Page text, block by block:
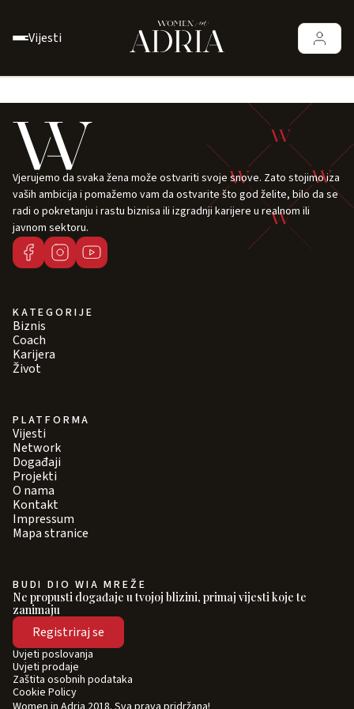
Vijesti
Vjerujemo da svaka žena može ostvariti svoje snove. Zato stojimo iza
vaših ambicija i pomažemo vam da ostvarite što god želite, bilo da se
radi o pokretanju i rastu biznisa ili izgradnji karijere u realnom ili
javnom sektoru.
KATEGORIJE
Biznis
Coach
Karijera
Život
PLATFORMA
Vijesti
Network
Događaji
Projekti
O nama
Kontakt
Impressum
Mapa stranice
BUDI DIO WIA MREŽE
Ne propusti događaje u tvojoj blizini, primaj vijesti koje te
zanimaju
Registriraj se
Uvjeti poslovanja
Uvjeti prodaje
Zaštita osobnih podataka
Cookie Policy